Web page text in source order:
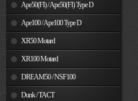
Ape50(FI) / Ape50(FI) Type D
Ape100 / Ape100 Type D
XR50 Motard
XR100 Motard
DREAM50 / NSF100
Dunk / TACT